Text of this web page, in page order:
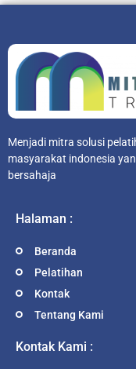
Menjadi mitra solusi
masyarakat indonesia
bersahaja
Halaman :
Beranda
Pelatihan
Kontak
Tentang Kami
Kontak Kami :